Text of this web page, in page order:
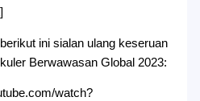
ini sialan ulang keseruan
Berwawasan Global 2023:
watch?